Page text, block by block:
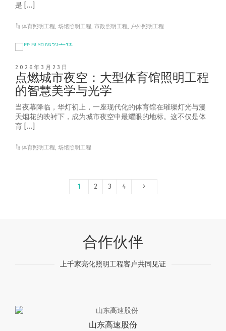
是 […]
体育照明工程,场馆照明工程,市政照明工程, 户外照明工程
2026年3月23日
点燃城市夜空：大型体育馆照明工程
的智慧美学与光学
当夜幕降临，华灯初上，一座现代化的体育馆在璀璨灯光与漫
天烟花的映衬下，成为城市夜空中最耀眼的地标。这不仅是体
育 […]
体育照明工程,场馆照明工程
1 2 3 4
合作伙伴
上千家亮化照明工程客户共同见证
山东高速股份